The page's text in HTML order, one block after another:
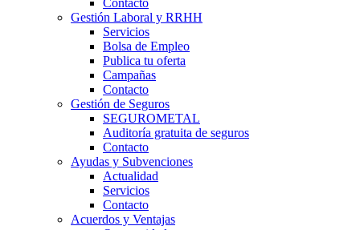
Gestión Laboral y RRHH
Servicios
Bolsa de Empleo
Publica tu oferta
Campañas
Contacto
Gestión de Seguros
SEGUROMETAL
Auditoría gratuita de seguros
Contacto
Ayudas y Subvenciones
Actualidad
Servicios
Contacto
Acuerdos y Ventajas